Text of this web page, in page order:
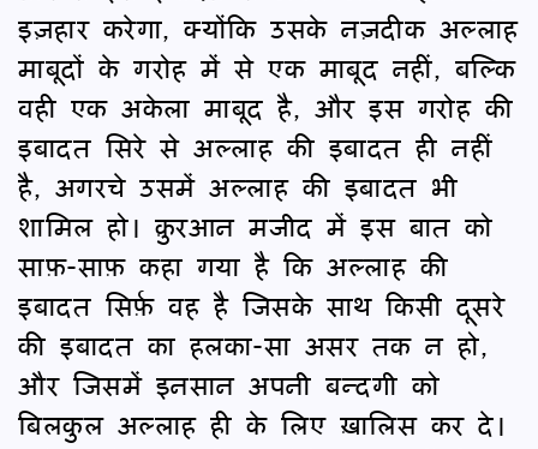
इज़हार करेगा, क्योंकि उसके नज़दीक अल्लाह
माबूदों के गरोह में से एक माबूद नहीं, बल्कि
वही एक अकेला माबूद है, और इस गरोह की
इबादत सिरे से अल्लाह की इबादत ही नहीं
है, अगरचे उसमें अल्लाह की इबादत भी
शामिल हो। क़ुरआन मजीद में इस बात को
साफ़-साफ़ कहा गया है कि अल्लाह की
इबादत सिर्फ़ वह है जिसके साथ किसी दूसरे
की इबादत का हलका-सा असर तक न हो,
और जिसमें इनसान अपनी बन्दगी को
बिलकुल अल्लाह ही के लिए ख़ालिस कर दे।